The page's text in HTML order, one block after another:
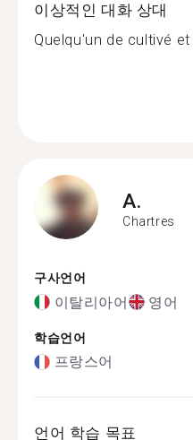
이상적인 대화 상대
Quelqu'un de cultivé
A.
Chartres
구사언어
이탈리아어 영어
학습언어
프랑스어
언어 학습 목표